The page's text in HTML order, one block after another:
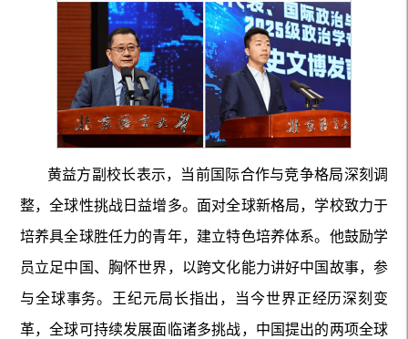
黄益方副校长表示，当前国际合作与竞争格局深刻调
整，全球性挑战日益增多。面对全球新格局，学校致力于
培养具全球胜任力的青年，建立特色培养体系。他鼓励学
员立足中国、胸怀世界，以跨文化能力讲好中国故事，参
与全球事务。王纪元局长指出，当今世界正经历深刻变
革，全球可持续发展面临诸多挑战，中国提出的两项全球